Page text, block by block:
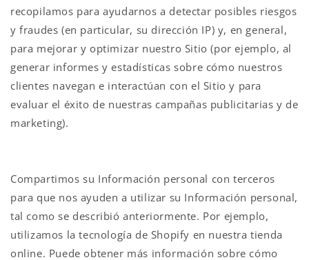
recopilamos para ayudarnos a detectar posibles riesgos
y fraudes (en particular, su dirección IP) y, en general,
para mejorar y optimizar nuestro Sitio (por ejemplo, al
generar informes y estadísticas sobre cómo nuestros
clientes navegan e interactúan con el Sitio y para
evaluar el éxito de nuestras campañas publicitarias y de
marketing).
Compartimos su Información personal con terceros
para que nos ayuden a utilizar su Información personal,
tal como se describió anteriormente. Por ejemplo,
utilizamos la tecnología de Shopify en nuestra tienda
online. Puede obtener más información sobre cómo